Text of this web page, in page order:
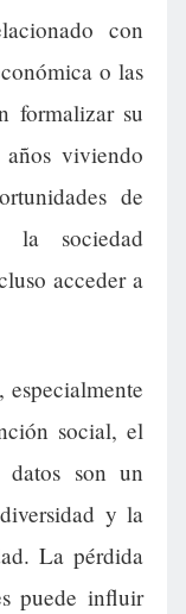
con
o las
formalizar su
años viviendo
de
la sociedad
acceder a
especialmente
social, el
datos son un
y la
La pérdida
puede influir